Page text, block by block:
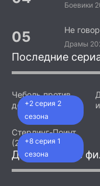
Не
Последние
+2 серия 2
сезона
Чеболь против
детектива (2026)
+8 серия 1
сезона
Стерлинг-Поинт
(2026)
Добавленные